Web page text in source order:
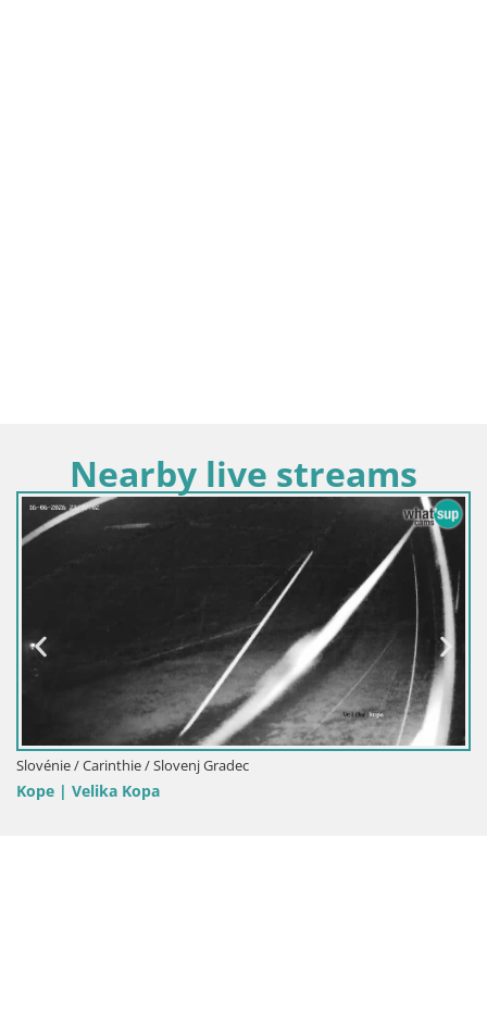
Nearby live streams
Slovénie / Carinthie / Slovenj Gradec
Kope | Velika Kopa